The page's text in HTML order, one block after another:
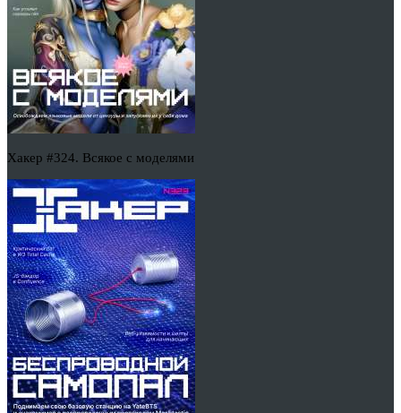
Хакер #324. Всякое с моделями